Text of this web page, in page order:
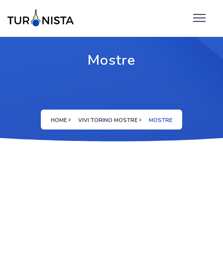
Mostre
HOME VIVI TORINO MOSTRE MOSTRE